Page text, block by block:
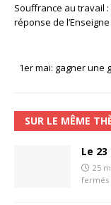
Souffrance au travail :
réponse de l’Enseigne
1er mai: gagner une
SUR LE MÊME
Le
25
fermés